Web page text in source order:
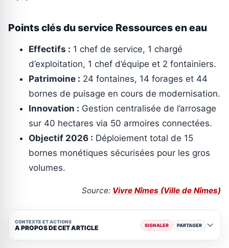
Points clés du service Ressources en eau
Effectifs : 1 chef de service, 1 chargé
d’exploitation, 1 chef d’équipe et 2 fontainiers.
Patrimoine : 24 fontaines, 14 forages et 44
bornes de puisage en cours de modernisation.
Innovation : Gestion centralisée de l’arrosage
sur 40 hectares via 50 armoires connectées.
Objectif 2026 : Déploiement total de 15
bornes monétiques sécurisées pour les gros
volumes.
Source: Vivre Nîmes (Ville de Nîmes)
CONTEXTE ET ACTIONS
A PROPOS DE CET ARTICLE SIGNALER PARTAGER